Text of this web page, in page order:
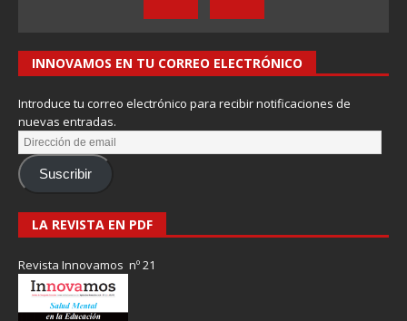
INNOVAMOS EN TU CORREO ELECTRÓNICO
Introduce tu correo electrónico para recibir notificaciones de
nuevas entradas.
Suscribir
LA REVISTA EN PDF
Revista Innovamos nº 21